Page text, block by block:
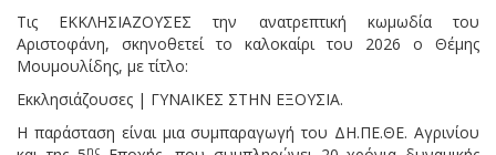
Τις ΕΚΚΛΗΣΙΑΖΟΥΣΕΣ την ανατρεπτική κωμωδία του
Αριστοφάνη, σκηνοθετεί το καλοκαίρι του 2026 ο Θέμης
Μουμουλίδης, με τίτλο:
Εκκλησιάζουσες | ΓΥΝΑΙΚΕΣ ΣΤΗΝ ΕΞΟΥΣΙΑ.
Η παράσταση είναι μια συμπαραγωγή του ΔΗ.ΠΕ.ΘΕ. Αγρινίου
ης